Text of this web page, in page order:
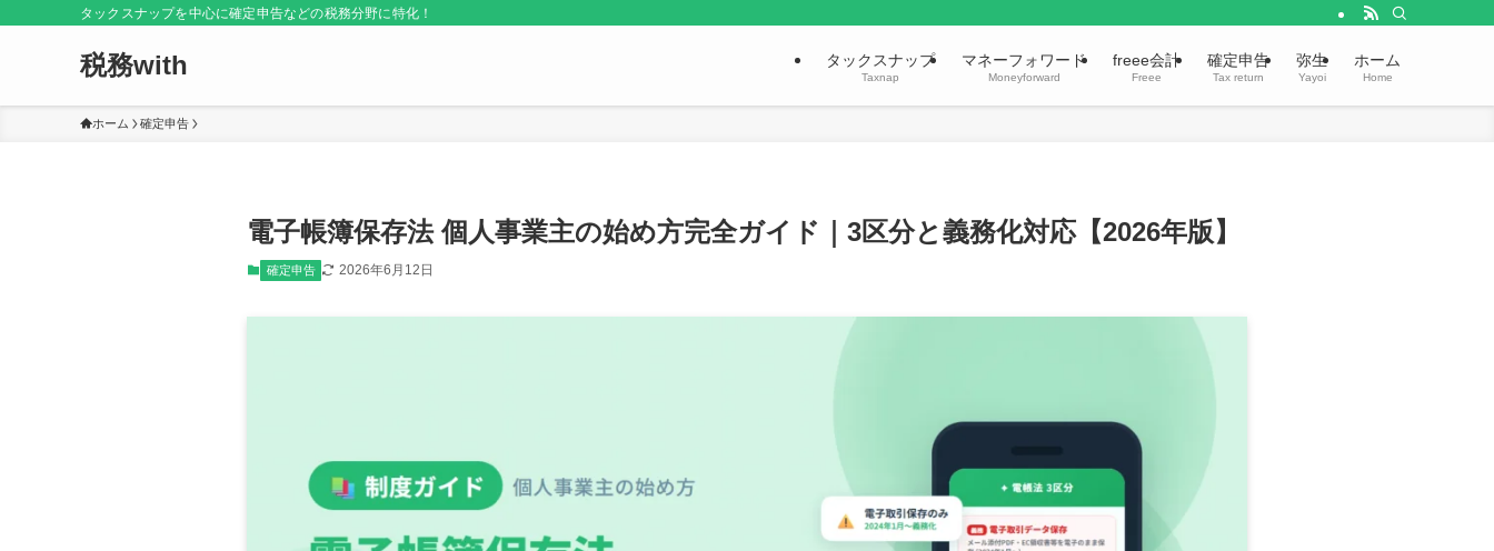
タックスナップを中心に確定申告などの税務分野に特化！
税務with タックスナップ
Taxnap
マネーフォワード
Moneyforward
freee会計
Freee
確定申告
Tax return
弥生
Yayoi
ホーム
Home
ホーム 確定申告
電子帳簿保存法 個人事業主の始め方完全ガイド｜3区分と義務化対応【2026年版】
確定申告 2026年6月12日